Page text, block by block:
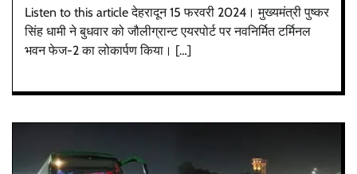
Listen to this article देहरादून 15 फरवरी 2024। मुख्यमंत्री पुष्कर
सिंह धामी ने बुधवार को जौलीग्रान्ट एयरपोर्ट पर नवनिर्मित टर्मिनल
भवन फेज-2 का लोकार्पण किया। […]